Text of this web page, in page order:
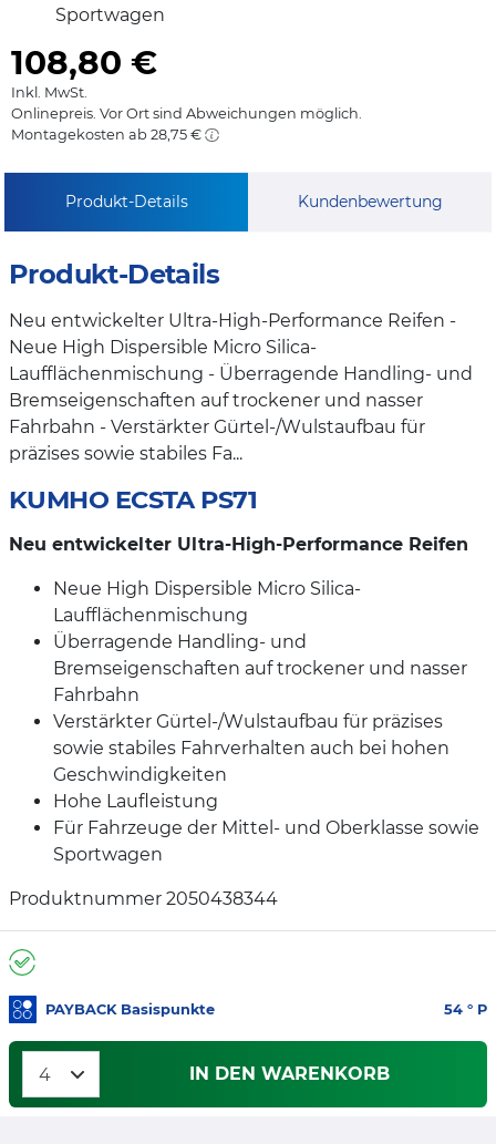
Sportwagen
108,80 €
Inkl. MwSt.
Onlinepreis. Vor Ort sind Abweichungen möglich.
Montagekosten ab 28,75 €
Produkt-Details Kundenbewertung
Produkt-Details
Neu entwickelter Ultra-High-Performance Reifen -
Neue High Dispersible Micro Silica-
Laufflächenmischung - Überragende Handling- und
Bremseigenschaften auf trockener und nasser
Fahrbahn - Verstärkter Gürtel-/Wulstaufbau für
präzises sowie stabiles Fa...
KUMHO ECSTA PS71
Neu entwickelter Ultra-High-Performance Reifen
Neue High Dispersible Micro Silica-
Laufflächenmischung
Überragende Handling- und
Bremseigenschaften auf trockener und nasser
Fahrbahn
Verstärkter Gürtel-/Wulstaufbau für präzises
sowie stabiles Fahrverhalten auch bei hohen
Geschwindigkeiten
Hohe Laufleistung
Für Fahrzeuge der Mittel- und Oberklasse sowie
Sportwagen
Produktnummer 2050438344
PAYBACK Basispunkte 54 ° P
IN DEN WARENKORB